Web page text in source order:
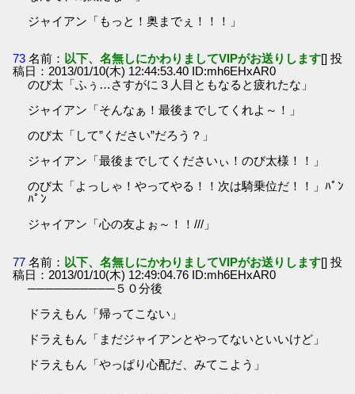
ジャイアン「もっと！奥までぇ！！！」
73 名前： 以下、名無しにかわりましてVIPがお送りします[] 投
稿日：2013/01/10(木) 12:44:53.40 ID:mh6EHxAR0
のび太「ふぅ…さすがに３人目ともなると疲れたな」
ジャイアン「そんなぁ！最後までしてくれよ～！」
のび太「して”ください”だろう？」
ジャイアン「最後までしてくださいぃ！のび太様！！」
のび太「よっしゃ！やってやる！！次は騎乗位だ！！」ﾊﾟﾝ
ﾊﾟﾝ
ジャイアン「心の友よぉ～！！///」
77 名前： 以下、名無しにかわりましてVIPがお送りします[] 投
稿日：2013/01/10(木) 12:49:04.76 ID:mh6EHxAR0
──────────５０分後
ドラえもん「帰ってこない」
ドラえもん「まだジャイアンとやってないといいけど」
ドラえもん「やっぱり心配だ、みてこよう」